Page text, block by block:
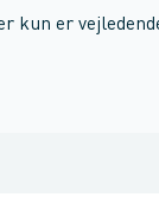
kun er